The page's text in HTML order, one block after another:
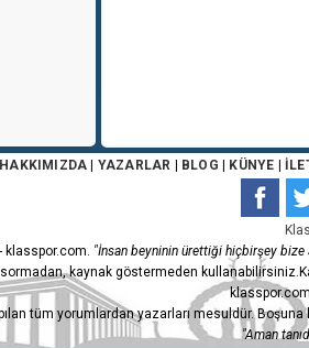
HAKKIMIZDA YAZARLAR BLOG KÜNYE
klasspor.com. "İnsan beyninin ürettiği hiçbirşey bize
sormadan, kaynak göstermeden
tüm yorumlardan yazarları mesuldür.
"Aman